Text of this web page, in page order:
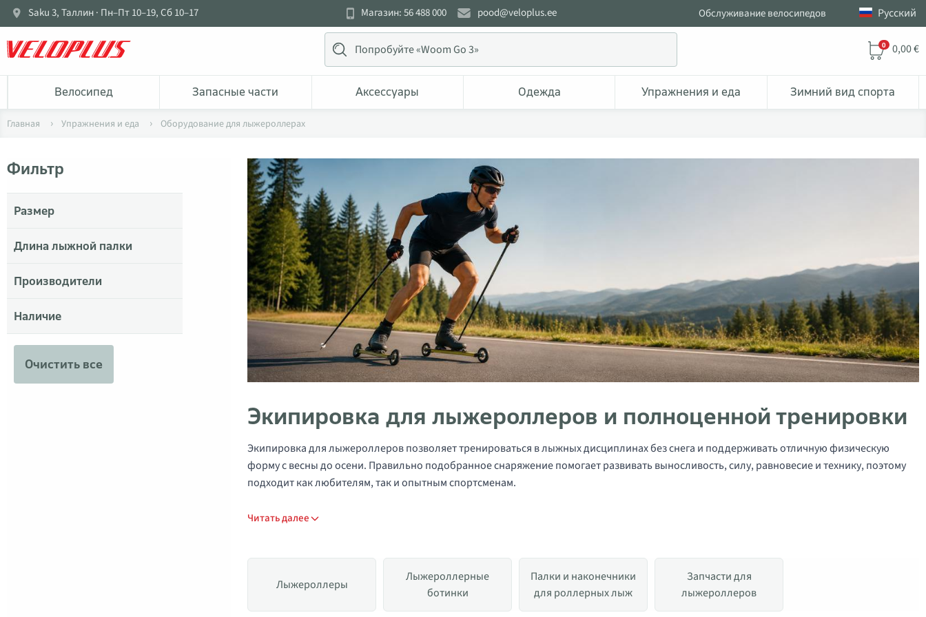
Saku 3, Таллин · Пн–Пт 10–19, Сб 10–17 Магазин: 56 488 000 pood@veloplus.ee Обслуживание велосипедов Pусский
0 0,00 €
Bелосипед Запасные части Аксессуары Одежда Упражнения и еда Зимний вид спорта
Главная Упражнения и еда Оборудование для лыжероллерах
Экипировка для лыжероллеров и полноценной тренировки
Экипировка для лыжероллеров позволяет тренироваться в лыжных дисциплинах без снега и поддерживать отличную физическую
форму с весны до осени. Правильно подобранное снаряжение помогает развивать выносливость, силу, равновесие и технику, поэтому
подходит как любителям, так и опытным спортсменам.
Читать далее
Фильтр
Размер
Длина лыжной палки
Производители
Наличие
Очистить все
Лыжероллеры
Лыжероллерные
ботинки
Палки и наконечники
для роллерных лыж
Запчасти для
лыжероллеров